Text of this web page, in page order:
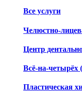
Все услуги
Челюстно-
Центр
Всё-на-четырёх
Пластическая